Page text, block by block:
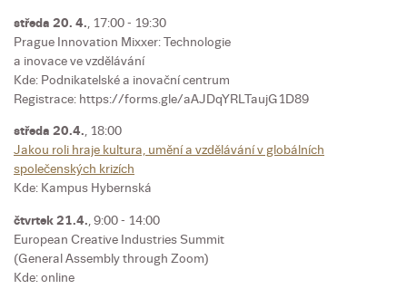
středa 20. 4., 17:00 - 19:30
Prague Innovation Mixxer: Technologie
a inovace ve vzdělávání
Kde: Podnikatelské a inovační centrum
Registrace: https://forms.gle/aAJDqYRLTaujG1D89
středa 20.4., 18:00
Jakou roli hraje kultura, umění a vzdělávání v globálních
společenských krizích
Kde: Kampus Hybernská
čtvrtek 21.4., 9:00 - 14:00
European Creative Industries Summit
(General Assembly through Zoom)
Kde: online